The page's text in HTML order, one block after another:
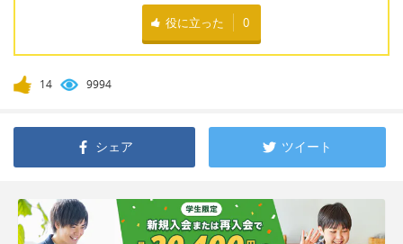
役に立った 0
14 9994
シェア ツイート